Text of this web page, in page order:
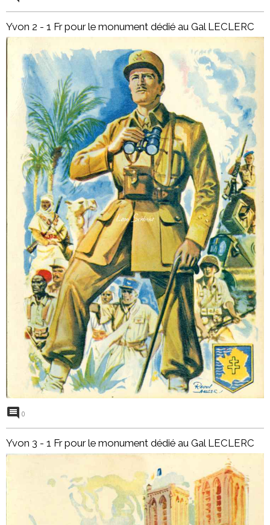
Yvon 2 - 1 Fr pour le monument dédié au Gal LECLERC
0
Yvon 3 - 1 Fr pour le monument dédié au Gal LECLERC